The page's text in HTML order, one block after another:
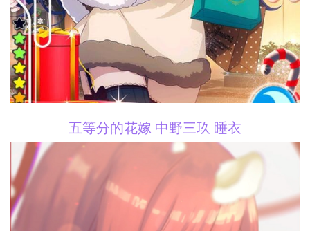
五等分的花嫁 中野三玖 睡衣